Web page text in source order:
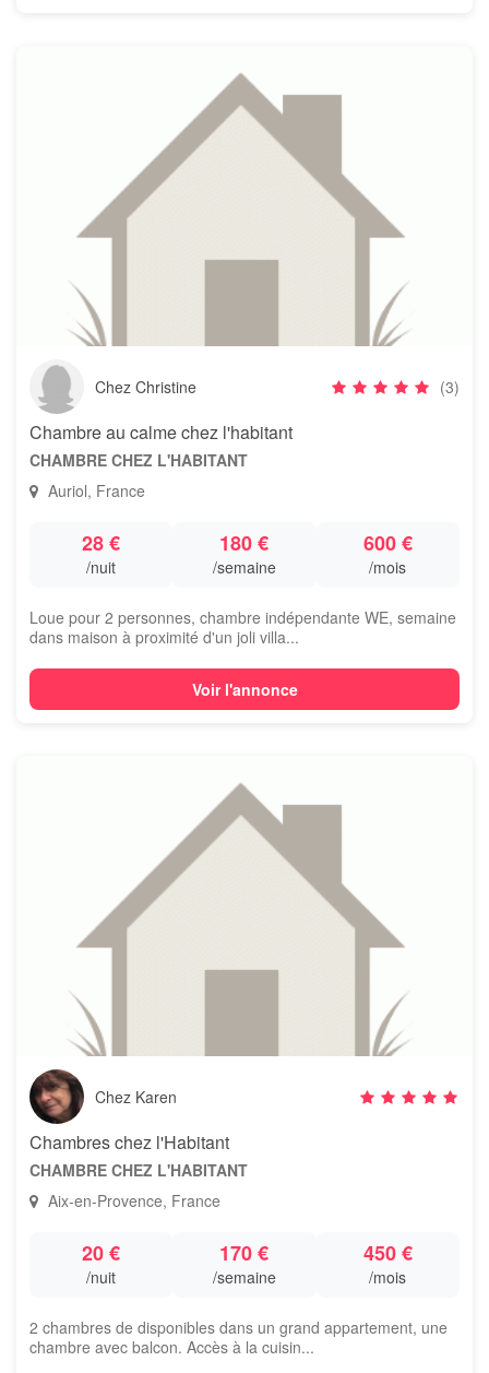
Chez Christine (3)
Chambre au calme chez l'habitant
CHAMBRE CHEZ L'HABITANT
Auriol, France
28 €
/nuit
180 €
/semaine
600 €
/mois
Loue pour 2 personnes, chambre indépendante WE, semaine
dans maison à proximité d'un joli villa...
Voir l'annonce
Chez Karen
Chambres chez l'Habitant
CHAMBRE CHEZ L'HABITANT
Aix-en-Provence, France
20 €
/nuit
170 €
/semaine
450 €
/mois
2 chambres de disponibles dans un grand appartement, une
chambre avec balcon. Accès à la cuisin...